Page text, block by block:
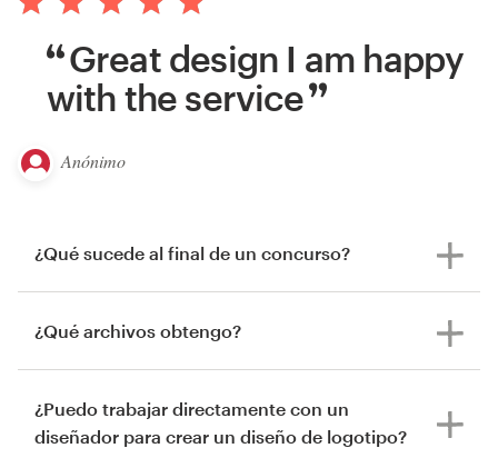
Great design I am happy
with the service
Anónimo
¿Qué sucede al final de un concurso?
¿Qué archivos obtengo?
¿Puedo trabajar directamente con un
diseñador para crear un diseño de logotipo?